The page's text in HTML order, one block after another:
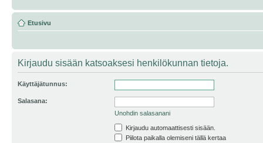
Etusivu
Kirjaudu sisään katsoaksesi henkilökunnan tietoja.
Käyttäjätunnus:
Salasana:
Unohdin salasanani
Kirjaudu automaattisesti sisään.
Piilota paikalla olemiseni tällä kertaa